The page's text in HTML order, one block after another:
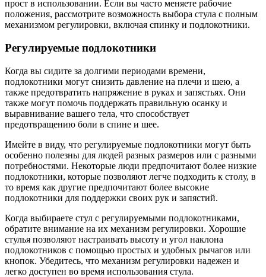
прост в использовании. Если вы часто меняете рабочие
положения, рассмотрите возможность выбора стула с полным
механизмом регулировки, включая спинку и подлокотники.
Регулируемые подлокотники
Когда вы сидите за долгими периодами времени,
подлокотники могут снизить давление на плечи и шею, а
также предотвратить напряжение в руках и запястьях. Они
также могут помочь поддержать правильную осанку и
выравнивание вашего тела, что способствует
предотвращению боли в спине и шее.
Имейте в виду, что регулируемые подлокотники могут быть
особенно полезны для людей разных размеров или с разными
потребностями. Некоторые люди предпочитают более низкие
подлокотники, которые позволяют легче подходить к столу, в
то время как другие предпочитают более высокие
подлокотники для поддержки своих рук и запястий.
Когда выбираете стул с регулируемыми подлокотниками,
обратите внимание на их механизм регулировки. Хорошие
стулья позволяют настраивать высоту и угол наклона
подлокотников с помощью простых и удобных рычагов или
кнопок. Убедитесь, что механизм регулировки надежен и
легко доступен во время использования стула.